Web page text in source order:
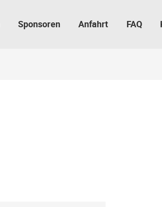
Sponsoren Anfahrt FAQ